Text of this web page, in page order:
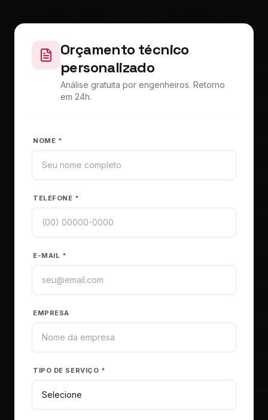
Orçamento técnico
personalizado
Análise gratuita por engenheiros. Retorno
em 24h.
NOME *
TELEFONE *
E-MAIL *
EMPRESA
TIPO DE SERVIÇO *